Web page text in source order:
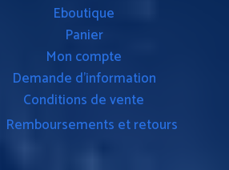
Eboutique
Panier
Mon compte
Demande d’information
Conditions de vente
Remboursements et retours